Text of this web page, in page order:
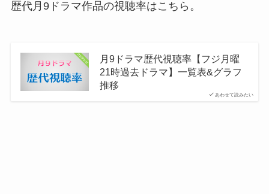
歴代月9ドラマ作品の視聴率はこちら。
あわせて読みたい
月9ドラマ歴代視聴率【フジ月曜
21時過去ドラマ】一覧表&グラフ
推移